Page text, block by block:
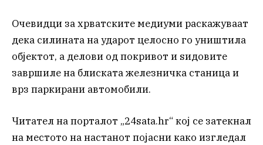
Очевидци за хрватските медиуми раскажуваат
дека силината на ударот целосно го уништила
објектот, а делови од покривот и ѕидовите
завршиле на блиската железничка станица и
врз паркирани автомобили.
Читател на порталот „24sata.hr“ кој се затекнал
на местото на настанот појасни како изгледал